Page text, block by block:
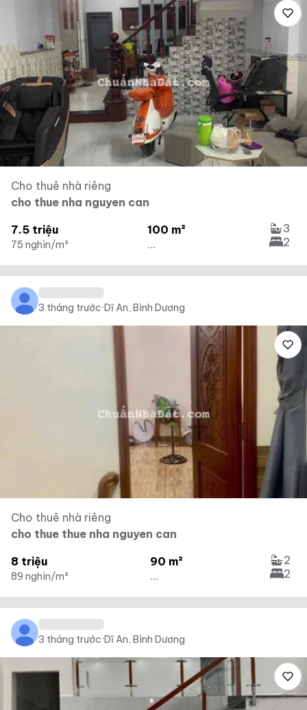
Cho thuê nhà riêng
cho thue nha nguyen can
7.5 triệu
75 nghìn/m²
100 m²
...
3
2
3 tháng trước·Dĩ An, Bình Dương
Cho thuê nhà riêng
cho thue thue nha nguyen can
8 triệu
89 nghìn/m²
90 m²
...
2
2
3 tháng trước·Dĩ An, Bình Dương